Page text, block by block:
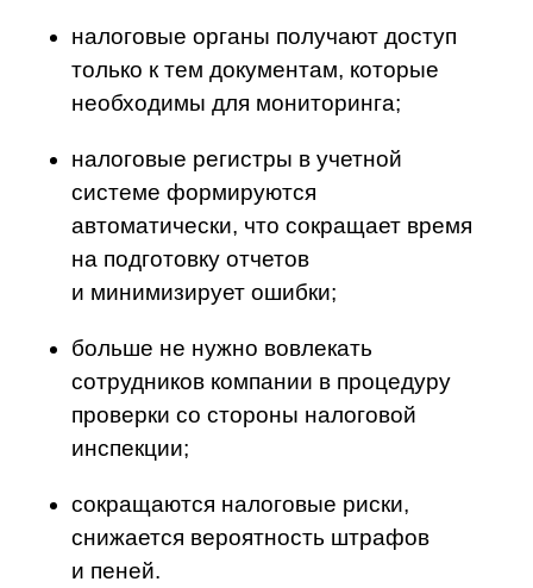
безопасность,
поддержка и обновления,
На рынке представлено несколько
решений, таких как НОТА Визор и VK Tax
Compliance. Чтобы упростить переход
на налоговый мониторинг, нужно
интегрировать налоговую витрину
с единым электронным архивом. Это
позволит оперативно подготавливать
документы на проверку и хранить все
данные в одном месте с соблюдением
законодательства. Современная
бумажными и электронными
документами, а также гарантирует
безопасность и сохранность критически